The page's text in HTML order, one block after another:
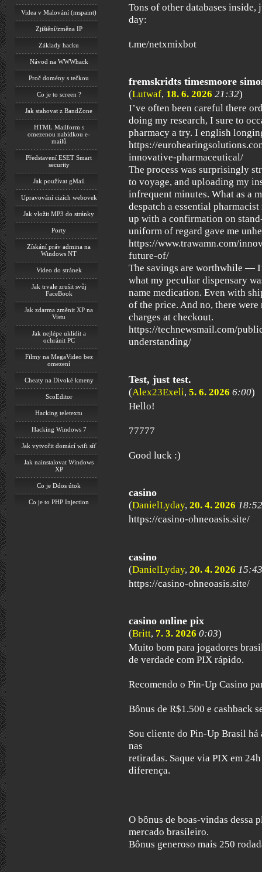
Videa v Malování (mspaint)
Zjištění/změna IP
Základy hacku
Návod na WWWhack
Proč domény s tečkou
Co je to screen ?
Jak stahovat z BandZone
HTML Mailform s
omezenou nabídkou e-
mailů
Představení ESET Smart
security
Jak používat gMail
Upravování cizích webovek
Jak vložit MP3 do stránky
Porty
Získání práv admina na
Windows NT
Video do stránek
Jak trvale zrušit svůj
FaceBook
Jak zdarma změnit XP na
Vistu
Jak nejlépe uklidit a
ochránit PC
Filmy na MegaVideo bez
omezení
Cheaty na Divoké kmeny
ScoEditor
Hacking teletextu
Hacking Windows 7
Jak vytvořit domácí wifi síť
Jak nainstalovat Windows
XP
Co je Ddos útok
Co je to PHP Injection
Tons of other databases
day:
t.me/netxmixbot
fremskridts timesmoore
(Lutwaf, 18. 6. 2026 21:32)
I’ve often been careful there
doing my research, I sure to
pharmacy a try. I english
https://
innovative-pharmaceutical/
The process was surprisingly
to voyage, and uploading my
infrequent minutes. What as a
despatch a essential
up with a confirmation on
uniform of regard gave me
https://www.trawamn.com/
future-of/
The savings are worthwhile —
what my peculiar dispensary
name medication. Even with
of the price. And no, there
charges at checkout.
https://technewsmail.com/
understanding/
Test, just test.
(Alex23Exeli, 5. 6. 2026 6:00)
Hello!
77777
Good luck :)
casino
(DanielLyday, 20. 4. 2026 18:52
https://casino-ohneoasis.site/
casino
(DanielLyday, 20. 4. 2026 15:43
https://casino-ohneoasis.site/
casino online pix
(Britt, 7. 3. 2026 0:03)
Muito bom para jogadores
de verdade com PIX rápido.
Recomendo o Pin-Up Casino
Bônus de R$1.500 e cashback
Sou cliente do Pin-Up Brasil
nas
retiradas. Saque via PIX em
diferença.
O bônus de boas-vindas dessa
mercado brasileiro.
Bônus generoso mais 250